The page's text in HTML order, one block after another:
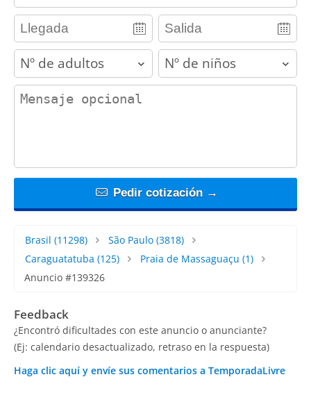
adults children
contact_message
Pedir cotización →
Brasil (11298) São Paulo(3818)
Caraguatatuba (125) Praia de Massaguaçu (1)
Anuncio #139326
Feedback
¿Encontró dificultades con este anuncio o anunciante?
(Ej: calendario desactualizado, retraso en la respuesta)
Haga clic aquí y envíe sus comentarios a TemporadaLivre